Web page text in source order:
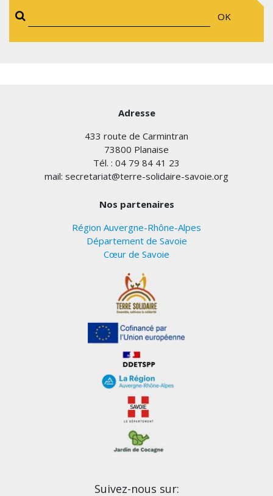
OK
Adresse
433 route de Carmintran
73800 Planaise
Tél. : 04 79 84 41 23
mail: secretariat@terre-solidaire-savoie.org
Nos partenaires
Région Auvergne-Rhône-Alpes
Département de Savoie
Cœur de Savoie
Suivez-nous sur: